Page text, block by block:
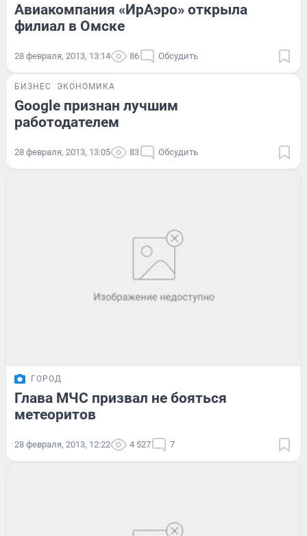
Авиакомпания «ИрАэро» открыла
филиал в Омске
28 февраля, 2013, 13:14 86 Обсудить
БИЗНЕС ЭКОНОМИКА
Google признан лучшим
работодателем
28 февраля, 2013, 13:05 83 Обсудить
ГОРОД
Глава МЧС призвал не бояться
метеоритов
28 февраля, 2013, 12:22 4 527 7